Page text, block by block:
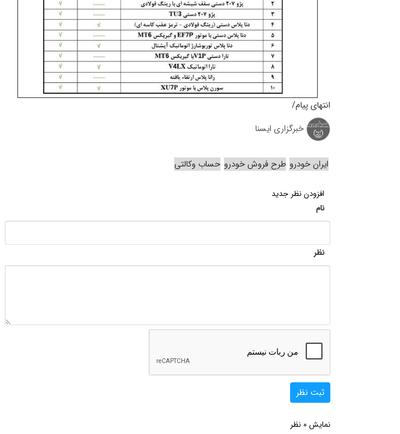
انتهای پیام/
خبرگزاری ایسنا
ایران خودرو طرح فروش خودرو حساب وکالتی
افزودن نظر جدید
نام
نظر
ثبت نظر
نمایش 0 نظر